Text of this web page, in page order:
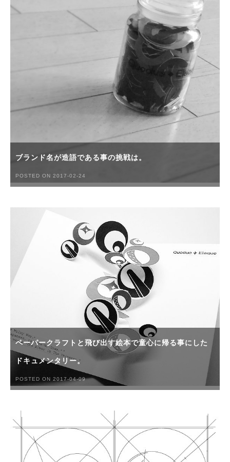
ブランド名が造語である事の挑戦は。
POSTED ON 2017-02-24
ペーパークラフトと飛び出す絵本で童心に帰る事にした
ドキュメンタリー。
POSTED ON 2017-04-09